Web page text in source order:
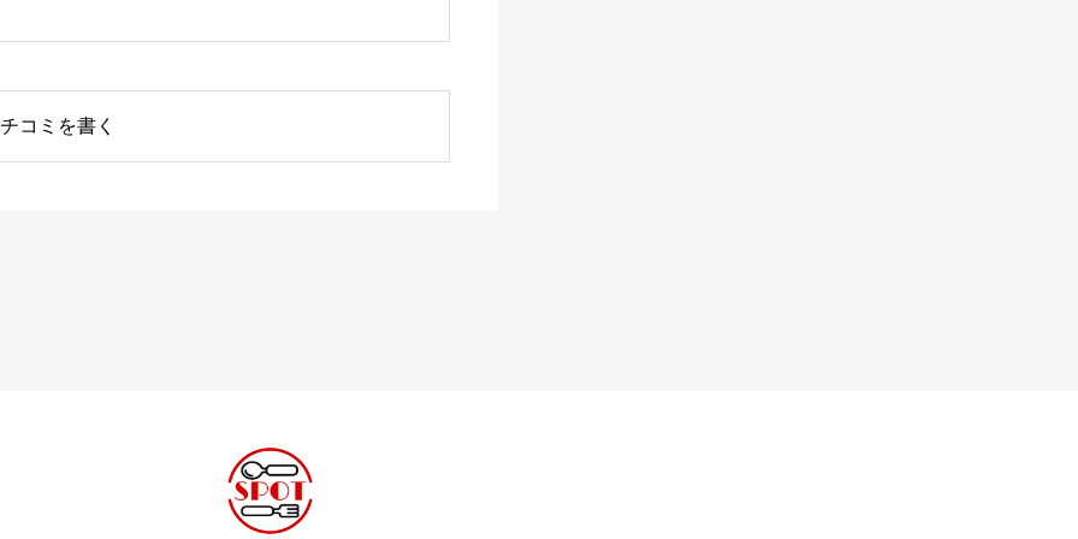
コミを書く